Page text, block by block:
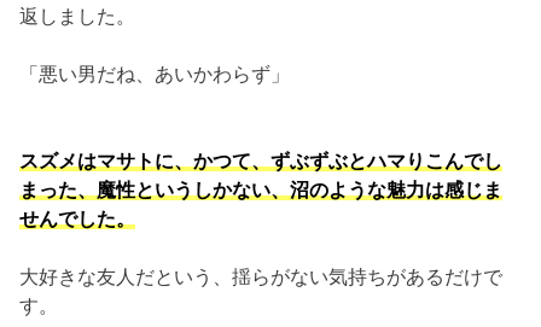
返しました。
「悪い男だね、あいかわらず」
スズメはマサトに、かつて、ずぶずぶとハマりこんでし
まった、魔性というしかない、沼のような魅力は感じま
せんでした。
大好きな友人だという、揺らがない気持ちがあるだけで
す。